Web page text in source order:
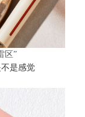
区”
是感觉